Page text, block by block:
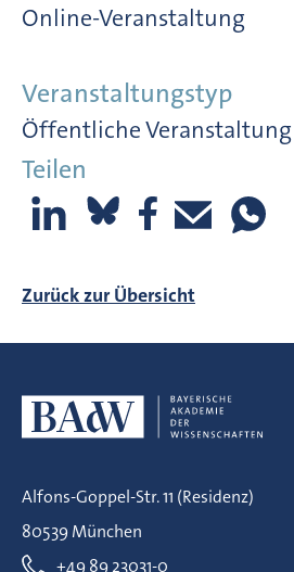
Online-Veranstaltung
Veranstaltungstyp
Öffentliche Veranstaltung
Teilen
Zurück zur Übersicht
Alfons-Goppel-Str. 11 (Residenz)
80539 München
+49 89 23031-0